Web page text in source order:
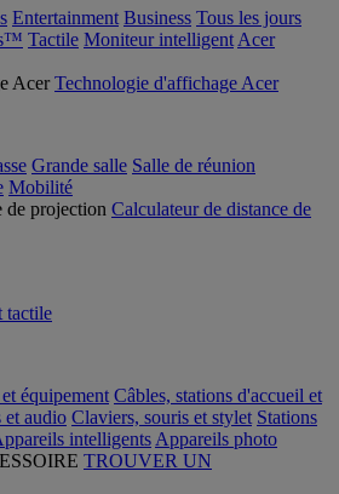
Entertainment Business Tous les jours
Tactile Moniteur intelligent Acer
Technologie d'affichage Acer
Grande salle Salle de réunion
Mobilité
Calculateur de distance de
tactile
équipement Câbles, stations d'accueil et
et audio Claviers, souris et stylet Stations
intelligents Appareils photo
TROUVER UN